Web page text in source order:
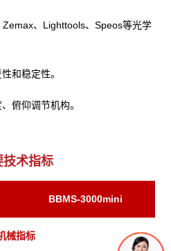
、Lighttools、Speos等光学
和稳定性。
俯仰调节机构。
技术指标
BBMS-3000mini
械指标